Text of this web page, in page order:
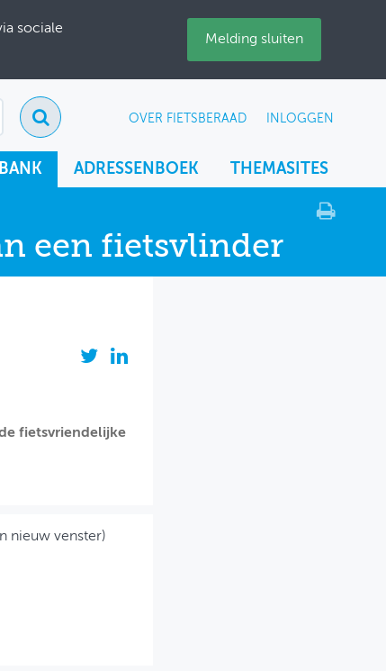
sociale
Melding sluiten
OVER FIETSBERAAD INLOGGEN
ADRESSENBOEK THEMASITES
een fietsvlinder
fietsvriendelijke
nieuw venster)